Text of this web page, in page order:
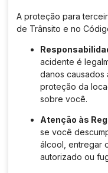
A proteção para
de Trânsito e no
acidente é
danos causados
proteção da
sobre você.
Atenção às
se você
álcool, entregar
autorizado ou